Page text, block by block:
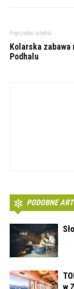
Poprzedni artykuł
Kolarska zabawa
Podhalu
PODOBNE